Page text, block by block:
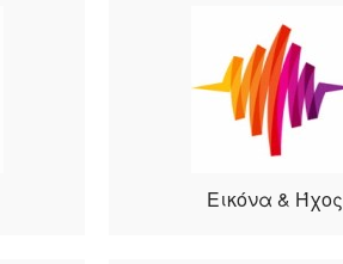
Εικόνα & Ήχος